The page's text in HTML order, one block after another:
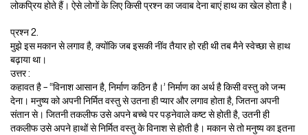
लोकप्रिय होते हैं। ऐसे लोगों के लिए किसी प्रश्न का जवाब देना बाएं हाथ का खेल होता है।
प्रश्न 2.
मुझे इस मकान से लगाव है, क्योंकि जब इसकी नींव तैयार हो रही थी तब मैने स्वेच्छा से हाथ
बढ़ाया था।
उत्तर :
कहावत है – “विनाश आसान है, निर्माण कठिन है।’ निर्माण का अर्थ है किसी वस्तु को जन्म
देना। मनुष्य को अपनी निर्मित वस्तु से उतना ही प्यार और लगाव होता है, जितना अपनी
संतान से। जितनी तकलीफ उसे अपने बच्चे पर पड़नेवाले कष्ट से होती है, उतनी ही
तकलीफ उसे अपने हाथों से निर्मित वस्तु के विनाश से होती है। मकान से तो मनुष्य का इतना